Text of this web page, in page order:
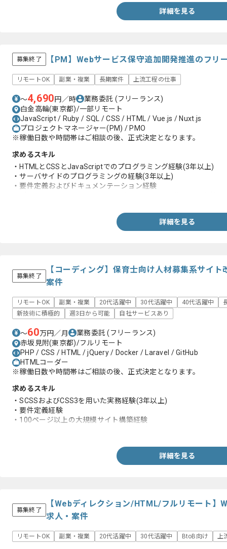
詳細を見る
募集終了 【PM】Webサービス保守追加開発推進のフリ
リモートOK 副業・複業 長期案件 上流工程の仕事
〜4,690円／時 業務委託 (フリーランス)
白金高輪(東京都)/一部リモート
JavaScript / Ruby / SQL / CSS / HTML / Vue.js / Nuxt.js
プロジェクトマネージャー(PM) / PMO
※稼働日数や時間帯はご相談の後、正式決定となります。
求めるスキル
・HTMLとCSSとJavaScriptでのプログラミング経験(3年以上)
・サーバサイドのプログラミングの経験(3年以上)
・要件定義およびドキュメンテーション経験
詳細を見る
募集終了
【コーディング】保育士向け人材募集系サイ
案件
リモートOK 副業・複業 20代活躍中 30代活躍中 40代活躍中
新技術に積極的
週3日から可能 自社サービスあり
〜60万円／月 業務委託(フリーランス)
赤坂見附(東京都)/フルリモート
PHP / CSS / HTML / jQuery / Docker / Laravel / GitHub
HTMLコーダー
※稼働日数や時間帯はご相談の後、正式決定となります。
求めるスキル
・SCSSおよびCSS3を用いた実務経験(3年以上)
・要件定義経験
・100ページ以上の大規模サイト構築経験
詳細を見る
募集終了
【Webディレクション/HTML/フルリモート】
求人・案件
リモートOK 副業・複業 20代活躍中 30代活躍中 BtoB向け 上